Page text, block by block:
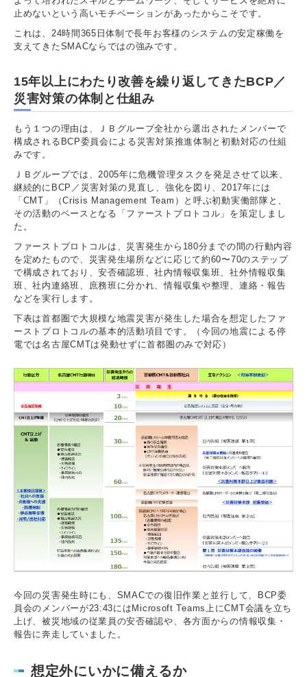
止めないという高いモチベーションがあったからこそです。
これは、24時間365日体制で長年お客様のシステムの安定稼働を
支えてきたSMACならではの強みです。
15年以上にわたり改善を繰り返してきたBCP／
災害対策の体制と仕組み
もう１つの理由は、ＪＢグループ全社から選出されたメンバーで
構成されるBCP委員会による災害対策推進体制と初動対応の仕組
みです。
ＪＢグループでは、2005年に危機管理タスクを発足させて以来、
継続的にBCP／災害対策の見直し、強化を図り、2017年には
「CMT」（Crisis Management Team）と呼ぶ初動実働部隊と、
その活動のベースとなる「ファーストプロトコル」を策定しまし
た。
ファーストプロトコルは、災害発生から180分までの間の行動内容
を定めたもので、災害発生場所などに応じて約60〜70のステップ
で構成されており、安否確認班、社内情報収集班、社外情報収集
班、社内連絡班、庶務班に分かれ、情報収集や整理、連絡・報告
などを実行します。
下表は首都圏で大規模な地震災害が発生した場合を想定したファ
ーストプロトコルの基本的活動項目です。（今回の地震による停
電では名古屋CMTは発動せずに首都圏のみで対応）
今回の災害発生時にも、SMACでの復旧作業と並行して、BCP委
員会のメンバーが23:43にはMicrosoft Teams上にCMT会議を立ち
上げ、被災地域の従業員の安否確認や、各方面からの情報収集・
報告に奔走していました。
想定外にいかに備えるか